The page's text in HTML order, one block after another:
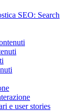
SEO: Search
e user stories